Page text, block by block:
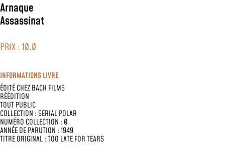
Arnaque
Assassinat
PRIX : 10.0
INFORMATIONS LIVRE
ÉDITÉ CHEZBACH FILMS
RÉÉDITION
TOUT PUBLIC
COLLECTION :SERIAL POLAR
NUMÉRO COLLECTION : 0
ANNÉE DE PARUTION : 1949
TITRE ORIGINAL : TOO LATE FOR TEARS